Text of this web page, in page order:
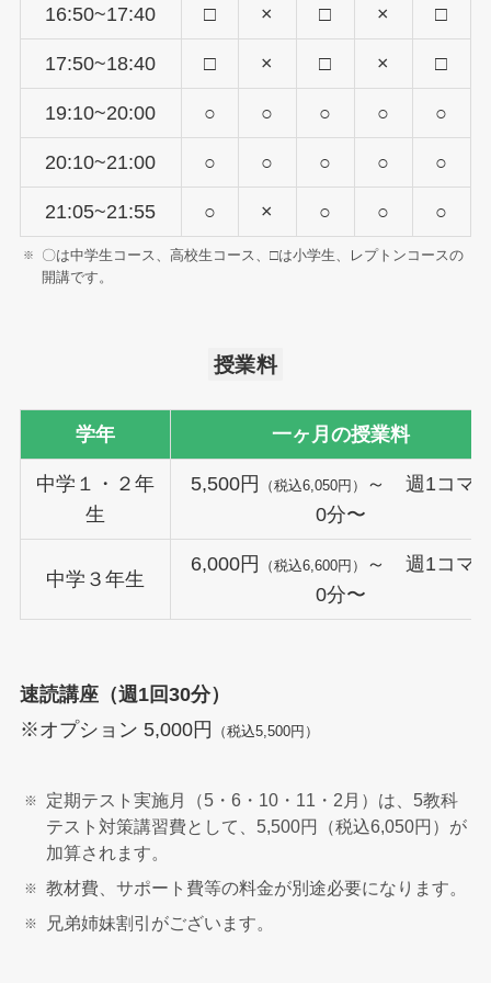
16:50~17:40 □ × □ × □
17:50~18:40 □ × □ × □
19:10~20:00 ○ ○ ○ ○ ○
20:10~21:00 ○ ○ ○ ○ ○
21:05~21:55 ○ × ○ ○ ○
〇は中学生コース、高校生コース、□は小学生、レプトンコースの
開講です。
授業料
学年 一ヶ月の授業料
中学１・２年
生
5,500円 （税込6,050円）
～ 週1コマ 5
0分〜
中学３年生
6,000円 （税込6,600円）
～ 週1コマ 5
0分〜
速読講座（週1回30分）
※オプション 5,000円
（税込5,500円）
定期テスト実施月（5・6・10・11・2月）は、5教科
テスト対策講習費として、5,500円（税込6,050円）が
加算されます。
教材費、サポート費等の料金が別途必要になります。
兄弟姉妹割引がございます。